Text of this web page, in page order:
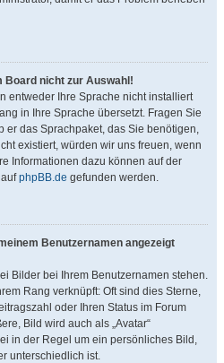
Board nicht zur Auswahl!
entweder Ihre Sprache nicht installiert
in Ihre Sprache übersetzt. Fragen Sie
er das Sprachpaket, das Sie benötigen,
existiert, würden wir uns freuen, wenn
Informationen dazu können auf der
phpBB.de gefunden werden.
Benutzernamen angezeigt
Bilder bei Ihrem Benutzernamen stehen.
Rang verknüpft: Oft sind dies Sterne,
oder Ihren Status im Forum
Bild wird auch als „Avatar“
in der Regel um ein persönliches Bild,
unterschiedlich ist.